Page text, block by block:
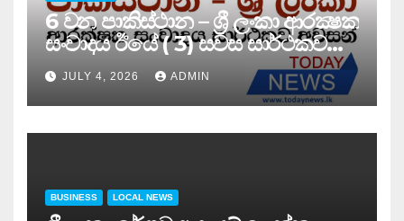
6 වන පාකිස්ථාන – ශ්‍රී ලංකා ආරක්‍ෂක
සංවාදය ඊයේ ( 3) සවස සාර්ථකව
අවසන් කරයි..
JULY 4, 2026 ADMIN
BUSINESS LOCAL NEWS